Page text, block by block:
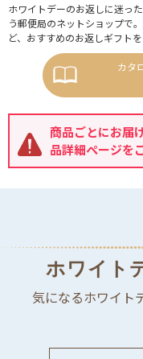
ホワイトデーのお返しに迷っ
う郵便局のネットショップで
ど、おすすめのお返しギフト
カタ
商品ごとにお届
品詳細ページを
ホワイト
気になるホワイト